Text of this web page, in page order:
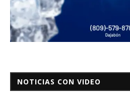
NOTICIAS CON VIDEO